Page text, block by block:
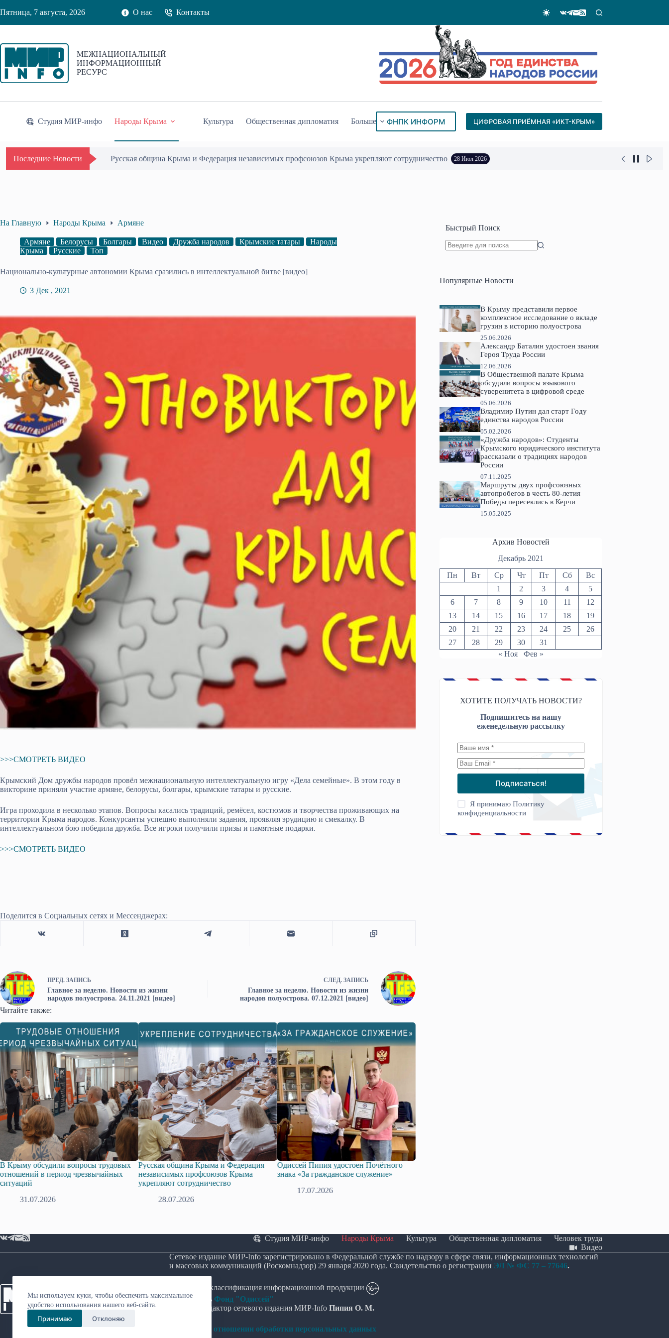
к
Мы используем куки, чтобы обеспечить максимальное
удобство использования нашего веб-сайта.
Принимаю Отклоняю
Пятница, 7 августа, 2026 О нас Контакты
МЕЖНАЦИОНАЛЬНЫЙ
ИНФОРМАЦИОННЫЙ
РЕСУРС
Студия МИР-инфо Народы Крыма Культура Общественная дипломатия Больше ФНПК ИНФОРМ ЦИФРОВАЯ ПРИЁМНАЯ «ИКТ-КРЫМ»
Последние Новости Русская община Крыма и Федерация независимых профсоюзов Крыма укрепляют сотрудничество 28 Июл 2026
На Главную Народы Крыма Армяне
Армяне Белорусы Болгары Видео Дружба народов Крымские татары
Народы
Крыма
Русские Топ
Национально-культурные автономии Крыма сразились в интеллектуальной битве [видео]
3 Дек , 2021
>>>СМОТРЕТЬ ВИДЕО
Крымский Дом дружбы народов провёл межнациональную интеллектуальную игру «Дела семейные». В этом году в
викторине приняли участие армяне, белорусы, болгары, крымские татары и русские.
Игра проходила в несколько этапов. Вопросы касались традиций, ремёсел, костюмов и творчества проживающих на
территории Крыма народов. Конкурсанты успешно выполняли задания, проявляя эрудицию и смекалку. В
интеллектуальном бою победила дружба. Все игроки получили призы и памятные подарки.
>>>СМОТРЕТЬ ВИДЕО
Поделится в Социальных сетях и Мессенджерах:
ПРЕД. ЗАПИСЬ
Главное за неделю. Новости из жизни
народов полуострова. 24.11.2021 [видео]
СЛЕД. ЗАПИСЬ
Главное за неделю. Новости из жизни
народов полуострова. 07.12.2021 [видео]
Читайте также:
В Крыму обсудили вопросы трудовых
отношений в период чрезвычайных
ситуаций
31.07.2026
Русская община Крыма и Федерация
независимых профсоюзов Крыма
укрепляют сотрудничество
28.07.2026
Одиссей Пипия удостоен Почётного
знака «За гражданское служение»
17.07.2026
Быстрый Поиск
Популярные Новости
В Крыму представили первое
комплексное исследование о вкладе
грузин в историю полуострова
25.06.2026
Александр Баталин удостоен звания
Героя Труда России
12.06.2026
В Общественной палате Крыма
обсудили вопросы языкового
суверенитета в цифровой среде
05.06.2026
Владимир Путин дал старт Году
единства народов России
05.02.2026
«Дружба народов»: Студенты
Крымского юридического института
рассказали о традициях народов
России
07.11.2025
Маршруты двух профсоюзных
автопробегов в честь 80-летия
Победы пересеклись в Керчи
15.05.2025
Архив Новостей
Декабрь 2021
Пн Вт Ср Чт Пт Сб
Вс
1
2 3 4
5
6
7 8 9 10 11
12
13
14 15 16 17 18
19
20
21 22 23 24 25
26
27
28 29 30
31
« Ноя
Фев »
ХОТИТЕ ПОЛУЧАТЬ НОВОСТИ?
Подпишитесь на нашу
еженедельную рассылку
Подписаться!
Я принимаюПолитику
конфиденциальности
Студия МИР-инфо Народы Крыма Культура Общественная дипломатия
Человек труда
Видео
Сетевое издание МИР-Info зарегистрировано в Федеральной службе по надзору в сфере связи, информационных технологий
и массовых коммуникаций (Роскомнадзор) 29 января 2020 года. Свидетельство о регистрации ЭЛ № ФС 77 – 77646.
Возрастная классификация информационной продукции
Учредитель Фонд "Одиссей"
Главный редактор сетевого издания МИР-Info Пипия О. М.
Политика в отношении обработки персональных данных